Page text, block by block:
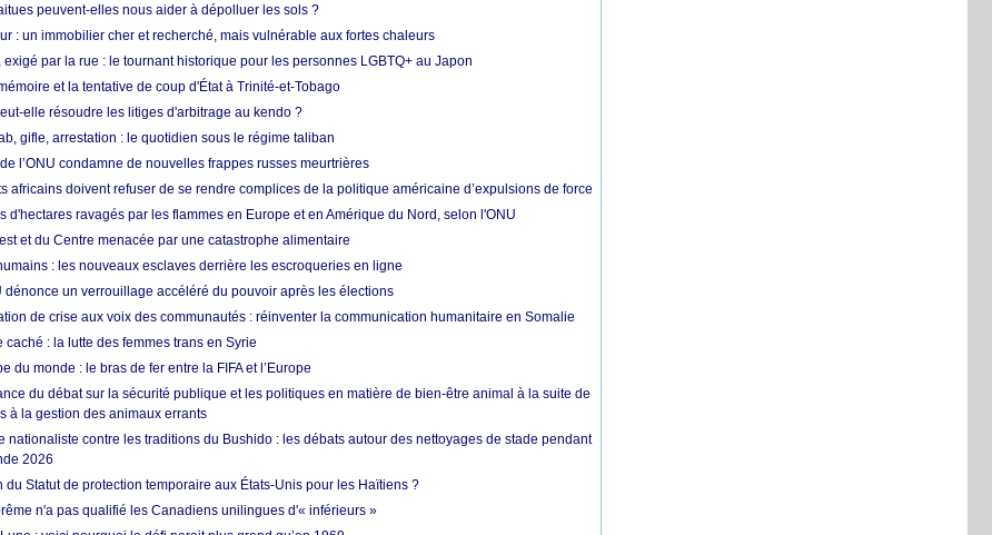
peuvent-elles nous aider à dépolluer les sols ?
: un immobilier cher et recherché, mais vulnérable aux fortes chaleurs
exigé par la rue : le tournant historique pour les personnes LGBTQ+ au Japon
et la tentative de coup d'État à Trinité-et-Tobago
elle résoudre les litiges d'arbitrage au kendo ?
gifle, arrestation : le quotidien sous le régime taliban
l’ONU condamne de nouvelles frappes russes meurtrières
africains doivent refuser de se rendre complices de la politique américaine d’expulsions de force
d'hectares ravagés par les flammes en Europe et en Amérique du Nord, selon l'ONU
et du Centre menacée par une catastrophe alimentaire
: les nouveaux esclaves derrière les escroqueries en ligne
dénonce un verrouillage accéléré du pouvoir après les élections
de crise aux voix des communautés : réinventer la communication humanitaire en Somalie
caché : la lutte des femmes trans en Syrie
du monde : le bras de fer entre la FIFA et l’Europe
du débat sur la sécurité publique et les politiques en matière de bien-être animal à la suite de
à la gestion des animaux errants
nationaliste contre les traditions du Bushido : les débats autour des nettoyages de stade pendant
2026
du Statut de protection temporaire aux États-Unis pour les Haïtiens ?
n'a pas qualifié les Canadiens unilingues d'« inférieurs »